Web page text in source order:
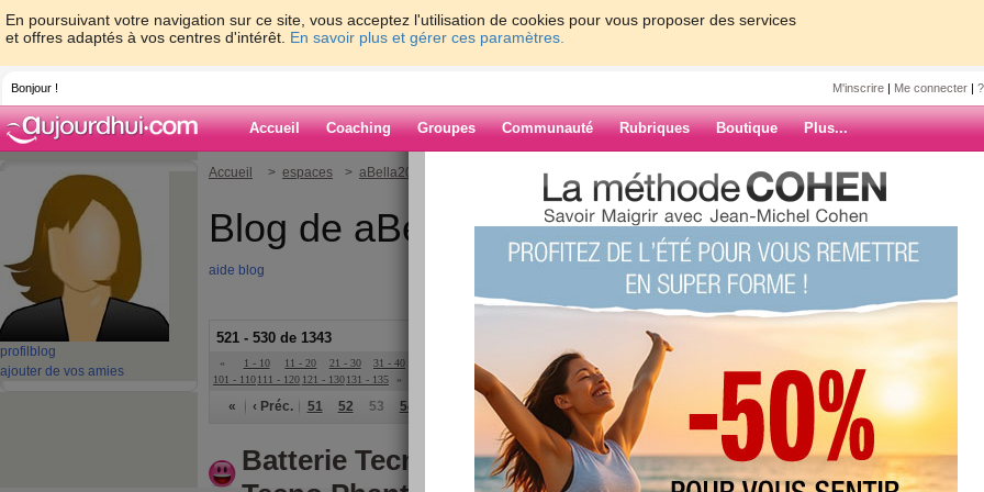
En poursuivant votre navigation sur ce site, vous acceptez l'utilisation de cookies pour vous proposer des services
et offres adaptés à vos centres d'intérêt. En savoir plus et gérer ces paramètres.
Bonjour ! M'inscrire | Me connecter |
Accueil Coaching Groupes Communauté Rubriques Boutique Plus...
profil blog
ajouter de vos amies
Accueil > espaces > aBella2022
Blog de aBella2022
aide blog
521 - 530 de 1343
« 1 - 10 11 - 20 21 - 30 31 - 40 51 - 60 71 - 80
91 - 100
101 - 110111 - 120 121 - 130 131 - 135 »
« ‹ Préc. 51 52 53 54 57 58 59 Suiv. ›
Batterie Tecno BL-24CT pour
ARCHIVES